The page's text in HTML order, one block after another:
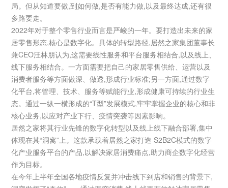
局。但从知道要做,到如何做,是否有能力做,以及最终达成,还有很
多路要走。
2022年对于整个零售行业而言是严峻的一年。要打造出未来的家
居零售形态,核心是数字化。具体的转型路径,居然之家集团董事长
兼CEO汪林朋认为,这需要线性服务和平台服务相结合,以及线上、
线下服务相结合。一方面需要把自己的家居零售供给、运营以及
消费者服务等方面做深、做透,形成行业标准;另一方面,通过数字
化平台,将管理、技术、服务等赋能行业,形成健康可持续的行业生
态。通过一纵一横形成的“T型”发展模式,牢牢掌握企业的核心和非
核心业务,以应对产业下行、疫情突袭等因素影响。
居然之家将其行业先锋的数字化转型以及线上线下融合部署,集中
体现在其“洞窝”上。这款承载着居然之家打造 S2B2C模式的数字
化产业服务平台的产品,以解决家居消费痛点,助力商企数字化经营
作为目标。
在今年上半年全国各地疫情反复并冲击线下到店和销售的背景下,